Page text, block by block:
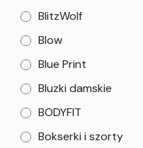
BlitzWolf
Blow
Blue Print
Bluzki damskie
BODYFIT
Bokserki i szorty